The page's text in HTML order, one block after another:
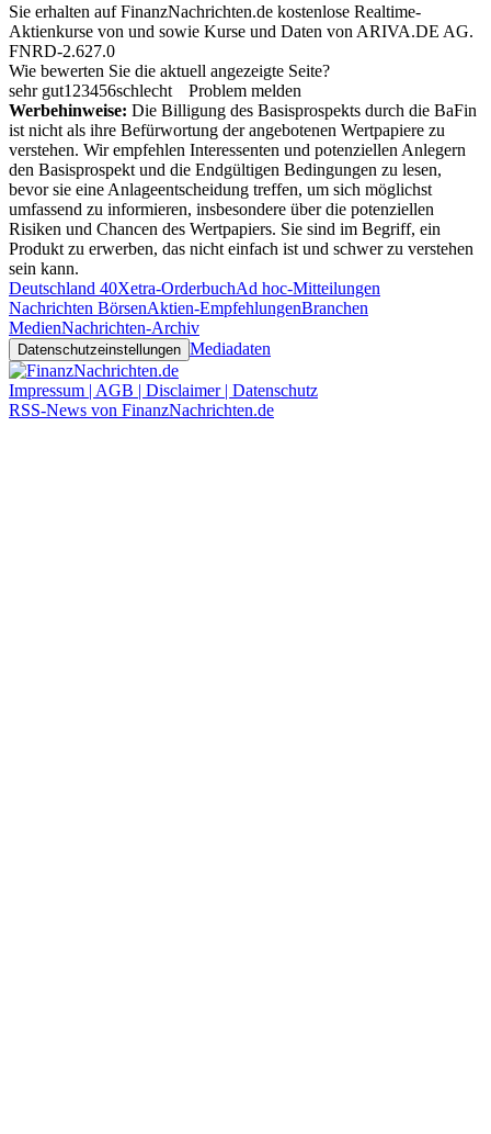
Sie erhalten auf FinanzNachrichten.de kostenlose Realtime-
Aktienkurse von und sowie Kurse und Daten von ARIVA.DE AG.
FNRD-2.627.0
Wie bewerten Sie die aktuell angezeigte Seite?
sehr gut1 23456schlecht
Problem melden
Werbehinweise: Die Billigung des Basisprospekts durch die BaFin
ist nicht als ihre Befürwortung der angebotenen Wertpapiere zu
verstehen. Wir empfehlen Interessenten und potenziellen Anlegern
den Basisprospekt und die Endgültigen Bedingungen zu lesen,
bevor sie eine Anlageentscheidung treffen, um sich möglichst
umfassend zu informieren, insbesondere über die potenziellen
Risiken und Chancen des Wertpapiers. Sie sind im Begriff, ein
Produkt zu erwerben, das nicht einfach ist und schwer zu verstehen
sein kann.
Deutschland 40Xetra-OrderbuchAd hoc-Mitteilungen
Nachrichten BörsenAktien-EmpfehlungenBranchen
MedienNachrichten-Archiv
Datenschutzeinstellungen Mediadaten
Impressum | AGB | Disclaimer | Datenschutz
RSS-News von FinanzNachrichten.de